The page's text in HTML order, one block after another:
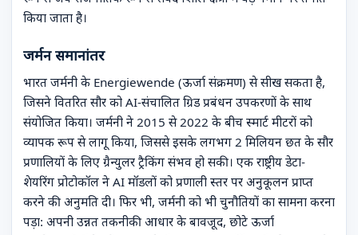
किया जाता है।
जर्मन समानांतर
भारत जर्मनी के Energiewende (ऊर्जा संक्रमण) से सीख सकता है,
जिसने वितरित सौर को AI-संचालित ग्रिड प्रबंधन उपकरणों के साथ
संयोजित किया। जर्मनी ने 2015 से 2022 के बीच स्मार्ट मीटरों को
व्यापक रूप से लागू किया, जिससे इसके लगभग 2 मिलियन छत के सौर
प्रणालियों के लिए ग्रैन्युलर ट्रैकिंग संभव हो सकी। एक राष्ट्रीय डेटा-
शेयरिंग प्रोटोकॉल ने AI मॉडलों को प्रणाली स्तर पर अनुकूलन प्राप्त
करने की अनुमति दी। फिर भी, जर्मनी को भी चुनौतियों का सामना करना
पड़ा: अपनी उन्नत तकनीकी आधार के बावजूद, छोटे ऊर्जा